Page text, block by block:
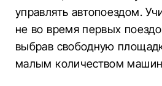
управлять автопоездом.
не во время первых
выбрав свободную
малым количеством